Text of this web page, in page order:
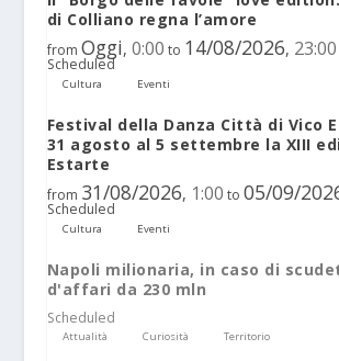
di Colliano regna l’amore
from Oggi, 0:00 to 14/08/2026, 23:00
Scheduled
Cultura Eventi
Festival della Danza Città di Vico
31 agosto al 5 settembre la XIII
Estarte
from 31/08/2026, 1:00 to 05/09/
Scheduled
Cultura Eventi
Napoli milionaria, in caso di
d'affari da 230 mln
Scheduled
Attualità Curiosità Territorio